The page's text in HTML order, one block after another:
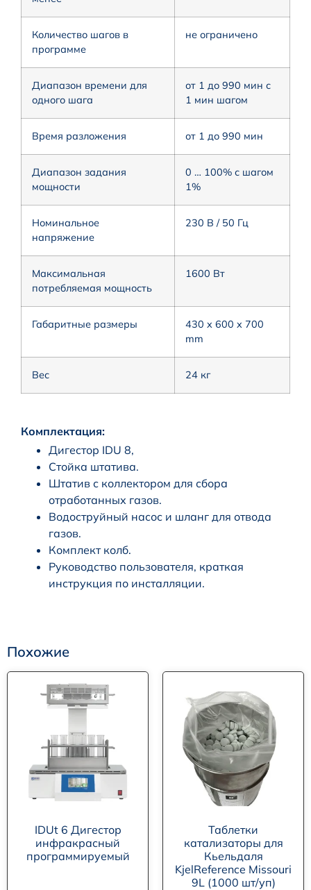
Количество шагов в
программе
не ограничено
Диапазон времени для
одного шага
от 1 до 990 мин с
1 мин шагом
Время разложения от 1 до 990 мин
Диапазон задания
мощности
0 … 100% с шагом
1%
Номинальное
напряжение
230 В / 50 Гц
Максимальная
потребляемая мощность
1600 Вт
Габаритные размеры
430 x 600 x 700
mm
Вес 24 кг
Комплектация:
Дигестор IDU 8,
Стойка штатива.
Штатив с коллектором для сбора
отработанных газов.
Водоструйный насос и шланг для отвода
газов.
Комплект колб.
Руководство пользователя, краткая
инструкция по инсталляции.
Похожие
IDUt 6 Дигестор
инфракрасный
программируемый
Таблетки
катализаторы для
Кьельдаля
KjelReference Missouri
9L (1000 шт/уп)